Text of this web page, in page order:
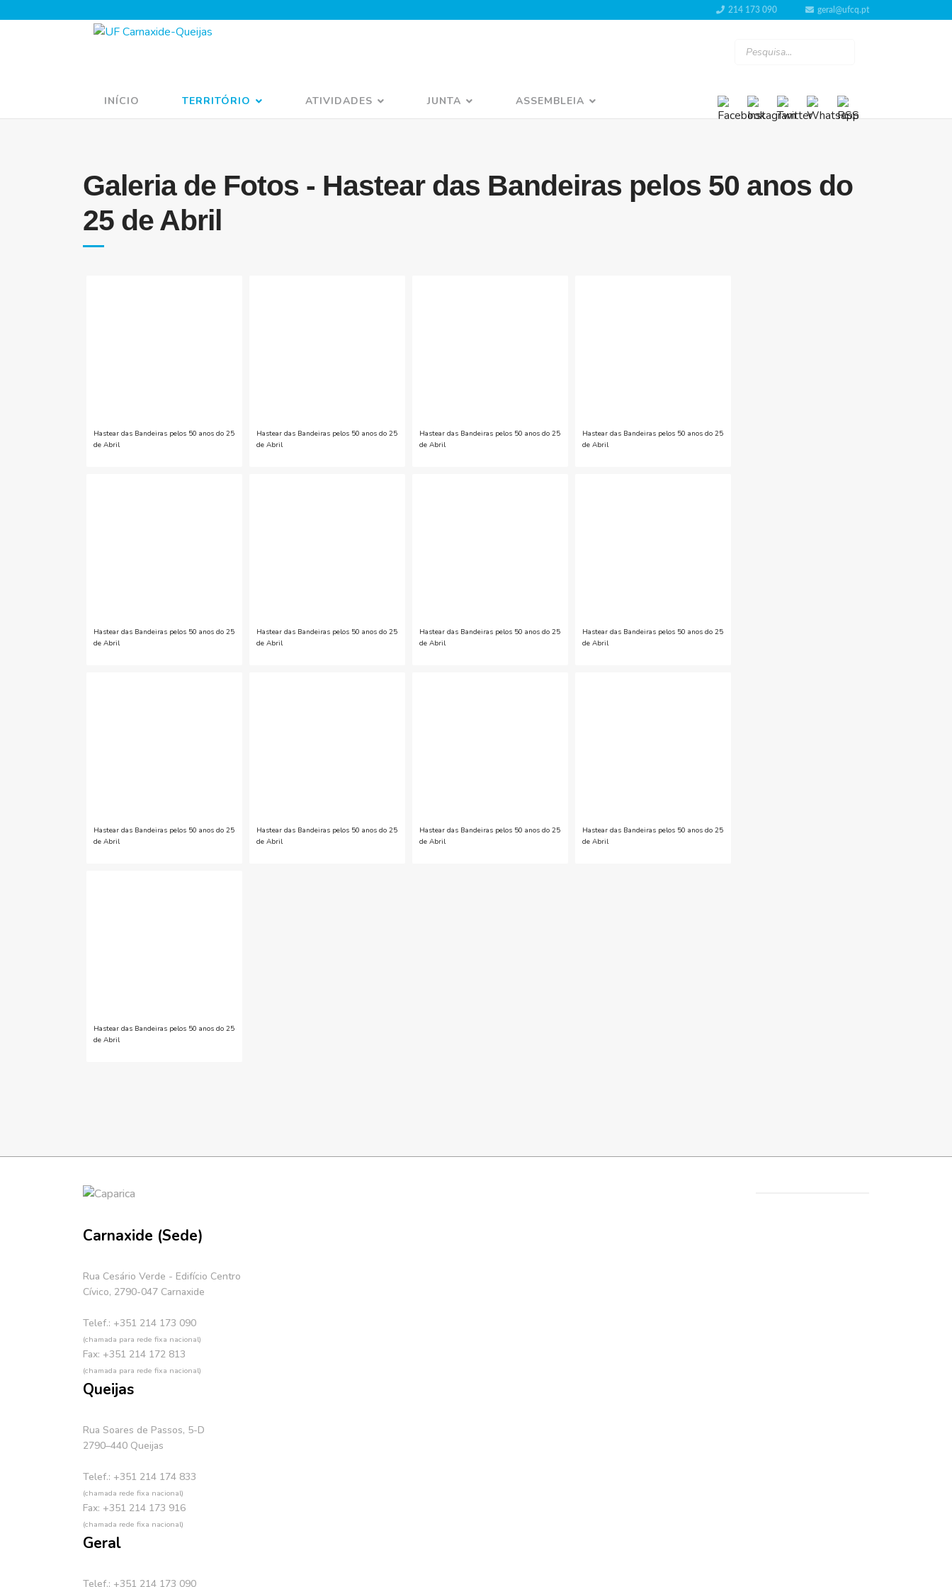
214 173 090 geral@ufcq.pt
INÍCIO TERRITÓRIO ATIVIDADES JUNTA ASSEMBLEIA
Galeria de Fotos - Hastear das Bandeiras pelos 50 anos do
25 de Abril
Hastear das Bandeiras pelos 50 anos do 25
de Abril
Hastear das Bandeiras pelos 50 anos do 25
de Abril
Hastear das Bandeiras pelos 50 anos do 25
de Abril
Hastear das Bandeiras pelos 50 anos do 25
de Abril
Hastear das Bandeiras pelos 50 anos do 25
de Abril
Hastear das Bandeiras pelos 50 anos do 25
de Abril
Hastear das Bandeiras pelos 50 anos do 25
de Abril
Hastear das Bandeiras pelos 50 anos do 25
de Abril
Hastear das Bandeiras pelos 50 anos do 25
de Abril
Hastear das Bandeiras pelos 50 anos do 25
de Abril
Hastear das Bandeiras pelos 50 anos do 25
de Abril
Hastear das Bandeiras pelos 50 anos do 25
de Abril
Hastear das Bandeiras pelos 50 anos do 25
de Abril
Carnaxide (Sede)
Rua Cesário Verde - Edifício Centro
Cívico, 2790-047 Carnaxide
Telef.: +351 214 173 090
(chamada para rede fixa nacional)
Fax: +351 214 172 813
(chamada para rede fixa nacional)
Queijas
Rua Soares de Passos, 5-D
2790–440 Queijas
Telef.: +351 214 174 833
(chamada rede fixa nacional)
Fax: +351 214 173 916
(chamada rede fixa nacional)
Geral
Telef.: +351 214 173 090